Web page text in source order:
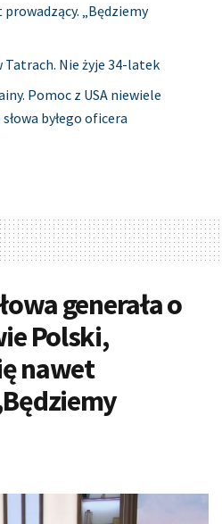
„Będziemy
Nie żyje 34-latek
Pomoc z USA niewiele
byłego oficera
generała o
Polski,
nawet